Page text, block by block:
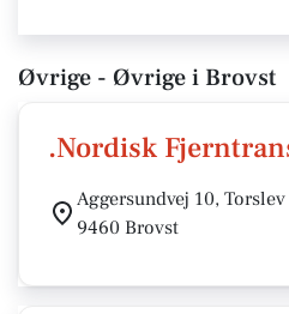
Øvrige - Øvrige i Brovst
.Nordisk
Aggersundvej 10, Torslev
9460 Brovst